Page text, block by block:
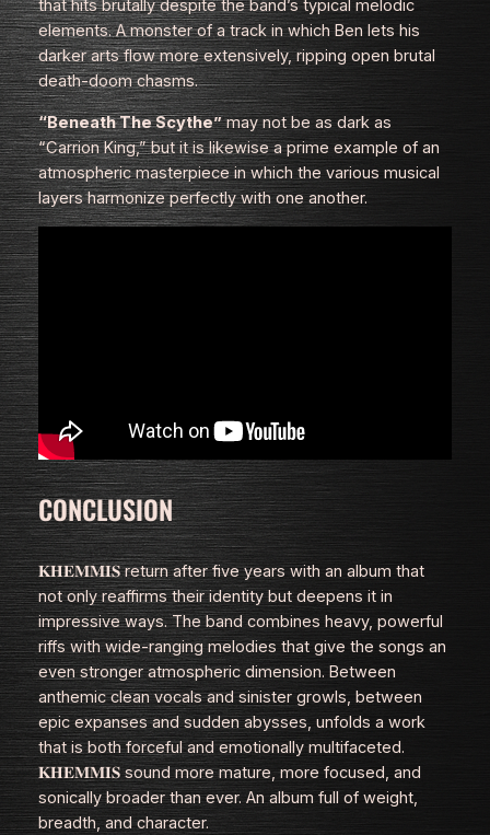
that hits brutally despite the band’s typical melodic
elements. A monster of a track in which Ben lets his
darker arts flow more extensively, ripping open brutal
death‑doom chasms.
“Beneath The Scythe”may not be as dark as
“Carrion King,” but it is likewise a prime example of an
atmospheric masterpiece in which the various musical
layers harmonize perfectly with one another.
CONCLUSION
𝐊𝐇𝐄𝐌𝐌𝐈𝐒 return after five years with an album that
not only reaffirms their identity but deepens it in
impressive ways. The band combines heavy, powerful
riffs with wide‑ranging melodies that give the songs an
even stronger atmospheric dimension. Between
anthemic clean vocals and sinister growls, between
epic expanses and sudden abysses, unfolds a work
that is both forceful and emotionally multifaceted.
𝐊𝐇𝐄𝐌𝐌𝐈𝐒 sound more mature, more focused, and
sonically broader than ever. An album full of weight,
breadth, and character.